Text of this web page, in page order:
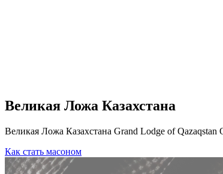
Великая Ложа Казахстана
Великая Ложа Казахстана Grand Lodge of
Как стать масоном